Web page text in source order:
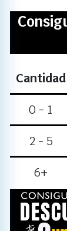
Cantidad
0 - 1
2 - 5
6+